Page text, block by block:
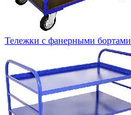
Тележки с фанерными бортами